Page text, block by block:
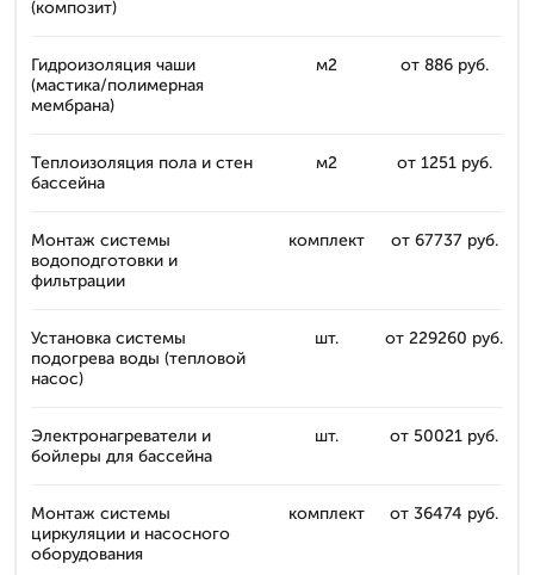
(композит)
Гидроизоляция чаши
(мастика/полимерная
мембрана)
м2 от 886 руб.
Теплоизоляция пола и стен
бассейна
м2 от 1251 руб.
Монтаж системы
водоподготовки и
фильтрации
комплект от 67737 руб.
Установка системы
подогрева воды (тепловой
насос)
шт. от 229260 руб.
Электронагреватели и
бойлеры для бассейна
шт. от 50021 руб.
Монтаж системы
циркуляции и насосного
оборудования
комплект от 36474 руб.